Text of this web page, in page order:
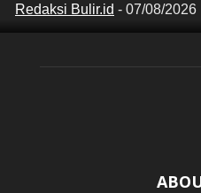
Redaksi Bulir.id - 07/08/2026